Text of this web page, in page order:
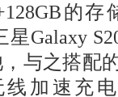
的
星Galaxy
，与之搭配
加速充